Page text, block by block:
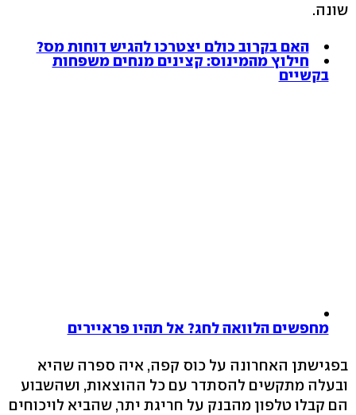
שונה.
האם בקרוב כולם יצטרכו להגיש דוחות מס?
חילוץ מהמינוס: קצינים מנחים משפחות
בקשיים
מחפשים הלוואה לחג? אל תהיו פראיירים
בפגישתן האחרונה על כוס קפה, איה ספרה שהיא
ובעלה מתקשים להסתדר עם כל ההוצאות, ושהשבוע
הם קבלו טלפון מהבנק על חריגת יתר, שהביא לויכוחים